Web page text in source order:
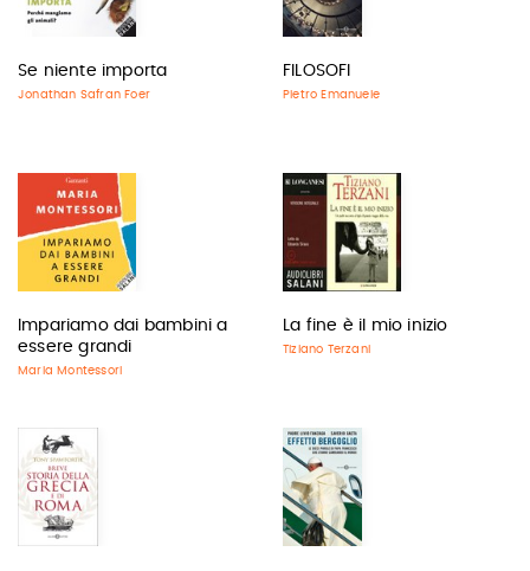
Se niente importa
Jonathan Safran Foer
FILOSOFI
Pietro Emanuele
Impariamo dai bambini a
essere grandi
Maria Montessori
La fine è il mio inizio
Tiziano Terzani